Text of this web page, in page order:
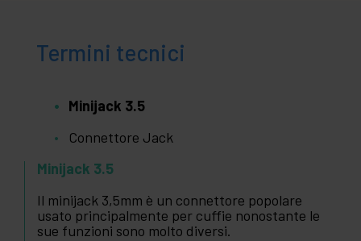
Termini tecnici
Minijack 3.5
Connettore Jack
Minijack 3.5
Il minijack 3,5mm è un connettore popolare
usato principalmente per cuffie nonostante le
sue funzioni sono molto diversi.